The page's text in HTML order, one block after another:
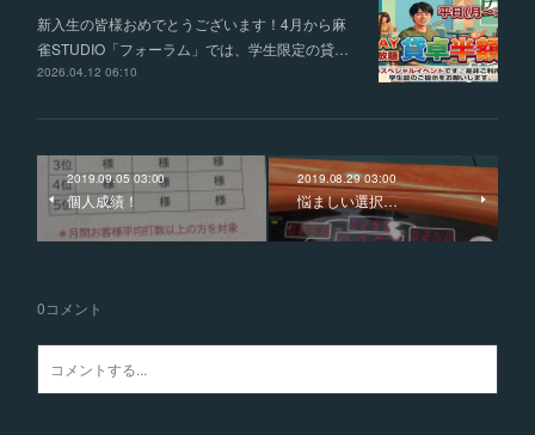
新入生の皆様おめでとうございます！4月から麻
雀STUDIO「フォーラム」では、学生限定の貸…
2026.04.12 06:10
2019.09.05 03:00
個人成績！
2019.08.29 03:00
悩ましい選択…
0コメント